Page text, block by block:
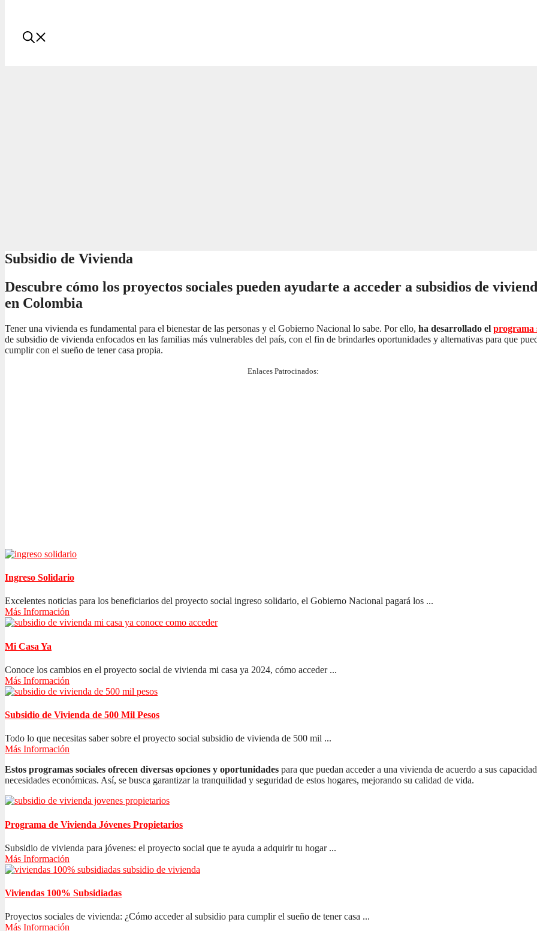
Subsidio de Vivienda
Descubre cómo los proyectos sociales pueden ayudarte a acceder a subsidios de
en Colombia
Tener una vivienda es fundamental para el bienestar de las personas y el Gobierno Nacional lo sabe. Por ello, ha desarrollado el programa
de subsidio de vivienda enfocados en las familias más vulnerables del país, con el fin de brindarles oportunidades y alternativas para que
cumplir con el sueño de tener casa propia.
Enlaces Patrocinados:
Ingreso Solidario
Excelentes noticias para los beneficiarios del proyecto social ingreso solidario, el Gobierno Nacional pagará los ...
Más Información
Mi Casa Ya
Conoce los cambios en el proyecto social de vivienda mi casa ya 2024, cómo acceder ...
Más Información
Subsidio de Vivienda de 500 Mil Pesos
Todo lo que necesitas saber sobre el proyecto social subsidio de vivienda de 500 mil ...
Más Información
Estos programas sociales ofrecen diversas opciones y oportunidades para que puedan acceder a una vivienda de acuerdo a sus
necesidades económicas. Así, se busca garantizar la tranquilidad y seguridad de estos hogares, mejorando su calidad de vida.
Programa de Vivienda Jóvenes Propietarios
Subsidio de vivienda para jóvenes: el proyecto social que te ayuda a adquirir tu hogar ...
Más Información
Viviendas 100% Subsidiadas
Proyectos sociales de vivienda: ¿Cómo acceder al subsidio para cumplir el sueño de tener casa ...
Más Información